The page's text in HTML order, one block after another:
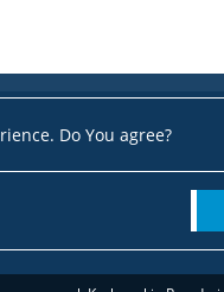
Do You agree?